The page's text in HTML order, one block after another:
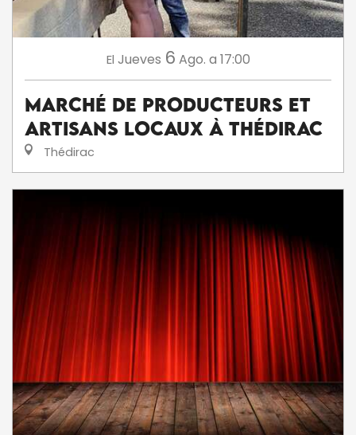
El Jueves 6 Ago. a 17:00
Marché de producteurs et
artisans locaux à Thédirac
Thédirac